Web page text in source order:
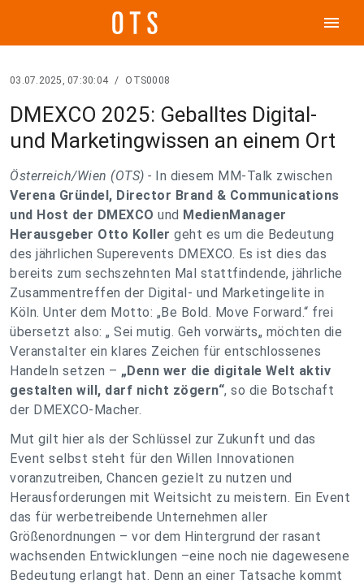
menu
03.07.2025, 07:30:04 / OTS0008
DMEXCO 2025: Geballtes Digital-
und Marketingwissen an einem Ort
Österreich/Wien (OTS) - In diesem MM-Talk zwischen
Verena Gründel, Director Brand & Communications
und Host der DMEXCO und MedienManager
Herausgeber Otto Koller geht es um die Bedeutung
des jährlichen Superevents DMEXCO. Es ist dies das
bereits zum sechszehnten Mal stattfindende, jährliche
Zusammentreffen der Digital- und Marketingelite in
Köln. Unter dem Motto: „Be Bold. Move Forward.“ frei
übersetzt also: „ Sei mutig. Geh vorwärts„ möchten die
Veranstalter ein klares Zeichen für entschlossenes
Handeln setzen – „Denn wer die digitale Welt aktiv
gestalten will, darf nicht zögern“, so die Botschaft
der DMEXCO-Macher.
Mut gilt hier als der Schlüssel zur Zukunft und das
Event selbst steht für den Willen Innovationen
voranzutreiben, Chancen gezielt zu nutzen und
Herausforderungen mit Weitsicht zu meistern. Ein Event
das für werbetreibende Unternehmen aller
Größenordnungen – vor dem Hintergrund der rasant
wachsenden Entwicklungen –eine noch nie dagewesene
Bedeutung erlangt hat. Denn an einer Tatsache kommt